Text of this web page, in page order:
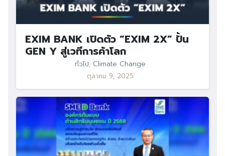
EXIM BANK เปิดตัว “EXIM 2X” ปั้น
GEN Y สู่เวทีการค้าโลก
ทั่วไป, Climate Change
ตุลาคม 9, 2025